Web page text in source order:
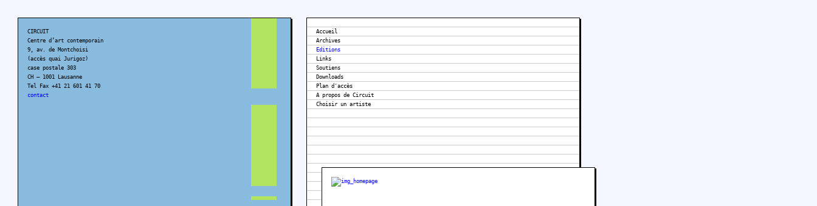
CIRCUIT
Centre d’art contemporain
9, av. de Montchoisi
(accès quai Jurigoz)
case postale 303
CH – 1001 Lausanne
Tel Fax +41 21 601 41 70
contact
Accueil
Archives
Editions
Links
Soutiens
Downloads
Plan d'accès
A propos de Circuit